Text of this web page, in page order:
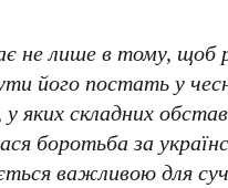
не лише в тому,
його постать у
яких складних
боротьба за
важливою для